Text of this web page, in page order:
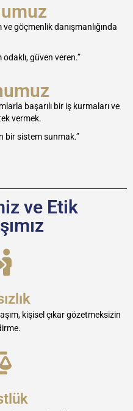
göçmenlik danışmanlığında
güven veren.”
başarılı bir iş kurmaları ve
vermek.
bir sistem sunmak.”
ve Etik
kişisel çıkar gözetmeksizin